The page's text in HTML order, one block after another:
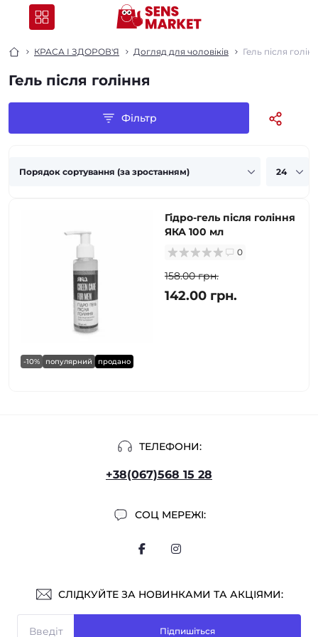
КРАСА І ЗДОРОВ'Я Догляд для чоловіків Гель після
Гель після гоління
Фільтр
-10% популярний продано
Гідро-гель після гоління
ЯКА 100 мл
0
158.00 грн.
142.00 грн.
ТЕЛЕФОНИ:
+38(067)568 15 28
СОЦ МЕРЕЖІ:
СЛІДКУЙТЕ ЗА НОВИНКАМИ ТА АКЦІЯМИ:
Підпишіться